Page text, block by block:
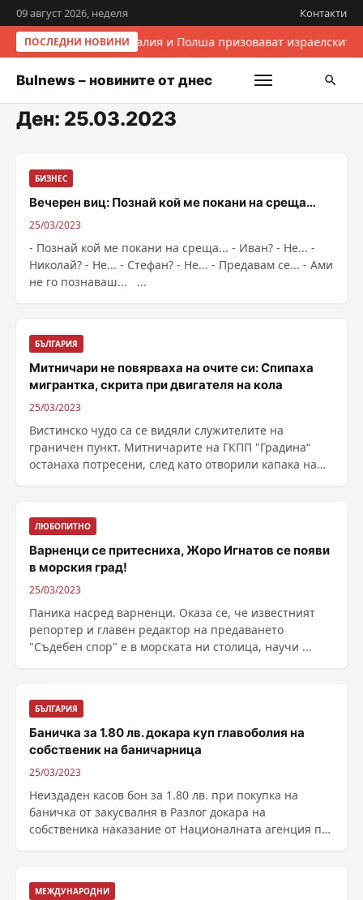
09 август 2026, неделя Контакти
ПОСЛЕДНИ НОВИНИИталия и Полша призовават
Bulnews – новините от днес
Ден: 25.03.2023
БИЗНЕС
Вечерен виц: Познай кой ме покани на среща…
25/03/2023
- Познай кой ме покани на среща... - Иван? - Не... -
Николай? - Не... - Стефан? - Не... - Предавам се... - Ами
не го познаваш... ...
БЪЛГАРИЯ
Митничари не повярваха на очите си: Спипаха
мигрантка, скрита при двигателя на кола
25/03/2023
Вистинско чудо са се видяли служителите на
граничен пункт. Митничарите на ГКПП "Градина“
останаха потресени, след като отворили капака на
ЛЮБОПИТНО
Варненци се притесниха, Жоро Игнатов се появи
в морския град!
25/03/2023
Паника насред варненци. Оказа се, че известният
репортер и главен редактор на предаването
"Съдебен спор" е в морската ни столица, научи ...
БЪЛГАРИЯ
Баничка за 1.80 лв. докара куп главоболия на
собственик на баничарница
25/03/2023
Неиздаден касов бон за 1.80 лв. при покупка на
баничка от закусвалня в Разлог докара на
собственика наказание от Националната агенция по
МЕЖДУНАРОДНИ